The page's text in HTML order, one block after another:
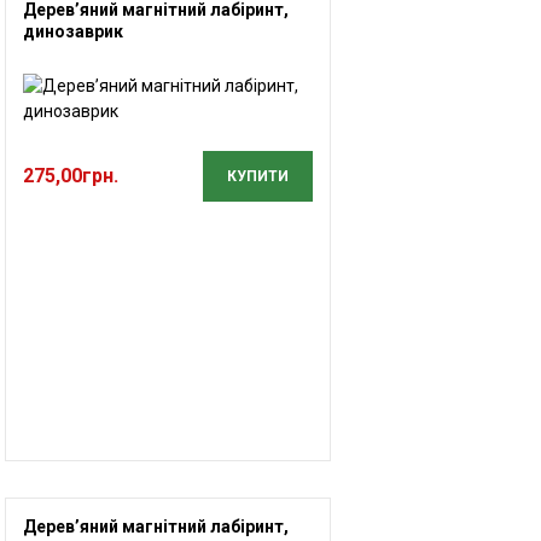
Дерев’яний магнітний лабіринт,
динозаврик
275,00грн. КУПИТИ
Дерев’яний магнітний лабіринт,